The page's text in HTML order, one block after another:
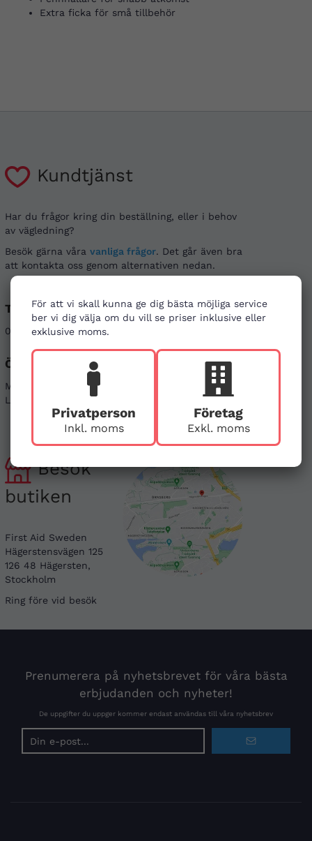
För att vi skall kunna ge dig bästa möjliga service
ber vi dig välja om du vill se priser inklusive eller
exklusive moms.
Privatperson
Inkl. moms
Företag
Exkl. moms
Extra ficka för små tillbehör
Kundtjänst
Har du frågor kring din beställning, eller i behov
av vägledning?
Besök gärna våra vanliga frågor. Det går även bra
att kontakta oss genom alternativen nedan.
Telefon
08-121 464 90
E-post
Öppettider
Mån - Fre 08-17
Lör & Sön - stängt
Sociala medier
Besök
butiken
First Aid Sweden
Hägerstensvägen 125
126 48 Hägersten,
Stockholm
Ring före vid besök
Prenumerera på nyhetsbrevet för våra bästa
erbjudanden och nyheter!
De uppgifter du uppger kommer endast användas till våra nyhetsbrev